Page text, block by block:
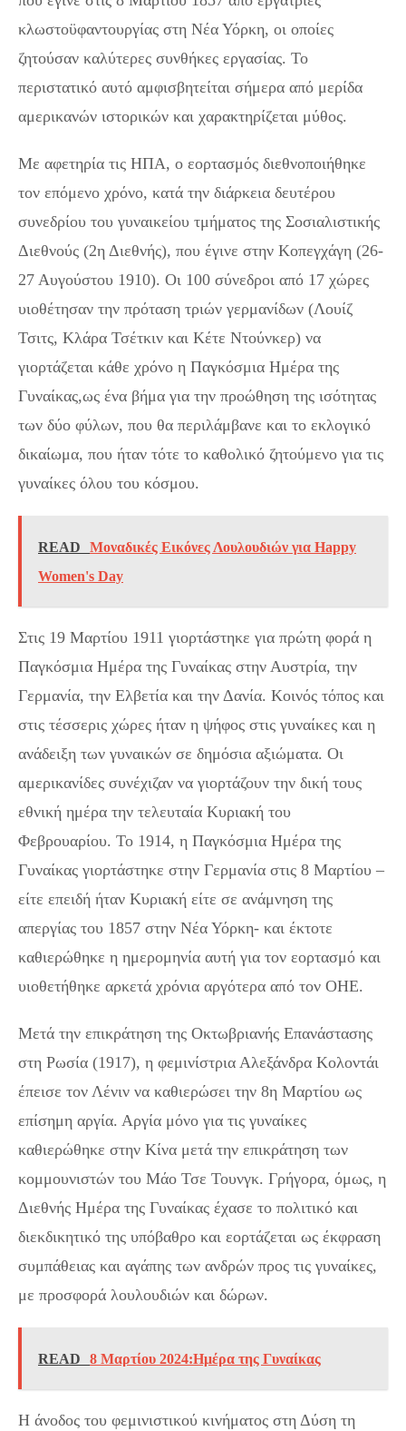
κλωστοϋφαντουργίας στη Νέα Υόρκη, οι οποίες
ζητούσαν καλύτερες συνθήκες εργασίας. Το
περιστατικό αυτό αμφισβητείται σήμερα από μερίδα
αμερικανών ιστορικών και χαρακτηρίζεται μύθος.
Με αφετηρία τις ΗΠΑ, ο εορτασμός διεθνοποιήθηκε
τον επόμενο χρόνο, κατά την διάρκεια δευτέρου
συνεδρίου του γυναικείου τμήματος της Σοσιαλιστικής
Διεθνούς (2η Διεθνής), που έγινε στην Κοπεγχάγη (26-
27 Αυγούστου 1910). Οι 100 σύνεδροι από 17 χώρες
υιοθέτησαν την πρόταση τριών γερμανίδων (Λουίζ
Τσιτς, Κλάρα Τσέτκιν και Κέτε Ντούνκερ) να
γιορτάζεται κάθε χρόνο η Παγκόσμια Ημέρα της
Γυναίκας,ως ένα βήμα για την προώθηση της ισότητας
των δύο φύλων, που θα περιλάμβανε και το εκλογικό
δικαίωμα, που ήταν τότε το καθολικό ζητούμενο για τις
γυναίκες όλου του κόσμου.
READ
Μοναδικές Εικόνες Λουλουδιών για Happy
Women's Day
Στις 19 Μαρτίου 1911 γιορτάστηκε για πρώτη φορά η
Παγκόσμια Ημέρα της Γυναίκας στην Αυστρία, την
Γερμανία, την Ελβετία και την Δανία. Κοινός τόπος και
στις τέσσερις χώρες ήταν η ψήφος στις γυναίκες και η
ανάδειξη των γυναικών σε δημόσια αξιώματα. Οι
αμερικανίδες συνέχιζαν να γιορτάζουν την δική τους
εθνική ημέρα την τελευταία Κυριακή του
Φεβρουαρίου. Το 1914, η Παγκόσμια Ημέρα της
Γυναίκας γιορτάστηκε στην Γερμανία στις 8 Μαρτίου –
είτε επειδή ήταν Κυριακή είτε σε ανάμνηση της
απεργίας του 1857 στην Νέα Υόρκη- και έκτοτε
καθιερώθηκε η ημερομηνία αυτή για τον εορτασμό και
υιοθετήθηκε αρκετά χρόνια αργότερα από τον ΟΗΕ.
Μετά την επικράτηση της Οκτωβριανής Επανάστασης
στη Ρωσία (1917), η φεμινίστρια Αλεξάνδρα Κολοντάι
έπεισε τον Λένιν να καθιερώσει την 8η Μαρτίου ως
επίσημη αργία. Αργία μόνο για τις γυναίκες
καθιερώθηκε στην Κίνα μετά την επικράτηση των
κομμουνιστών του Μάο Τσε Τουνγκ. Γρήγορα, όμως, η
Διεθνής Ημέρα της Γυναίκας έχασε το πολιτικό και
διεκδικητικό της υπόβαθρο και εορτάζεται ως έκφραση
συμπάθειας και αγάπης των ανδρών προς τις γυναίκες,
με προσφορά λουλουδιών και δώρων.
READ 8 Μαρτίου 2024:Ημέρα της Γυναίκας
Η άνοδος του φεμινιστικού κινήματος στη Δύση τη